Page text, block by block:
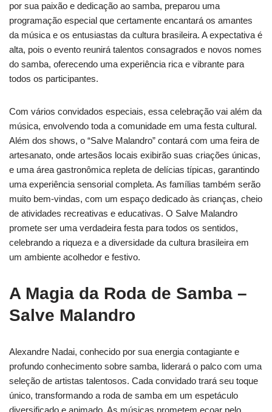
por sua paixão e dedicação ao samba, preparou uma
programação especial que certamente encantará os amantes
da música e os entusiastas da cultura brasileira. A expectativa é
alta, pois o evento reunirá talentos consagrados e novos nomes
do samba, oferecendo uma experiência rica e vibrante para
todos os participantes.
Com vários convidados especiais, essa celebração vai além da
música, envolvendo toda a comunidade em uma festa cultural.
Além dos shows, o “Salve Malandro” contará com uma feira de
artesanato, onde artesãos locais exibirão suas criações únicas,
e uma área gastronômica repleta de delícias típicas, garantindo
uma experiência sensorial completa. As famílias também serão
muito bem-vindas, com um espaço dedicado às crianças, cheio
de atividades recreativas e educativas. O Salve Malandro
promete ser uma verdadeira festa para todos os sentidos,
celebrando a riqueza e a diversidade da cultura brasileira em
um ambiente acolhedor e festivo.
A Magia da Roda de Samba –
Salve Malandro
Alexandre Nadai, conhecido por sua energia contagiante e
profundo conhecimento sobre samba, liderará o palco com uma
seleção de artistas talentosos. Cada convidado trará seu toque
único, transformando a roda de samba em um espetáculo